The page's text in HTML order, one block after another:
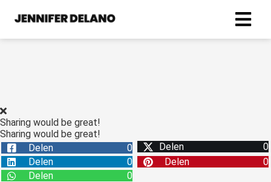
Sharing would be great!
Sharing would be great!
Delen
0 Delen
0
Delen
0 Delen
0
Delen
0